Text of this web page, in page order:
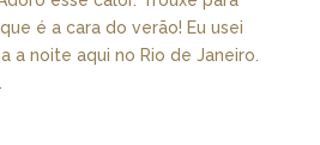
é a cara do verão! Eu usei
a noite aqui no Rio de Janeiro.